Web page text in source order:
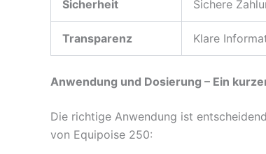
Sicherheit Sichere
Transparenz Klare
Anwendung und Dosierung – Ein
Die richtige Anwendung ist
von Equipoise 250: